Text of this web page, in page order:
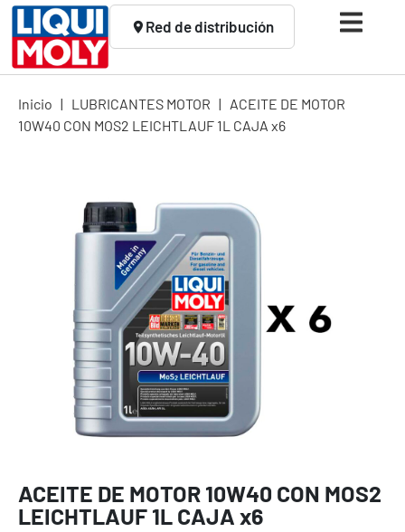
Red de distribución
Inicio | LUBRICANTES MOTOR | ACEITE DE MOTOR
10W40 CON MOS2 LEICHTLAUF 1L CAJA x6
ACEITE DE MOTOR 10W40 CON MOS2
LEICHTLAUF 1L CAJA x6